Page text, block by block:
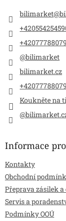
bilimarket@
@bilimarket
bilimarket.cz
Koukněte na
Informace
Kontakty
Obchodní
Přeprava zásilek a
Servis a
Podmínky OOÚ